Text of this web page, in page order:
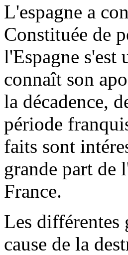
L'espagne a
Constituée de
l'Espagne s'est
connaît son
la décadence,
période
faits sont
grande part de
France.
Les différentes
cause de la